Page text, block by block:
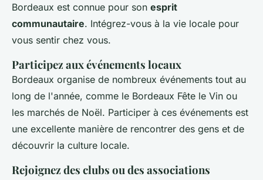
Bordeaux est connue pour son esprit
communautaire. Intégrez-vous à la vie locale pour
vous sentir chez vous.
Participez aux événements locaux
Bordeaux organise de nombreux événements tout au
long de l'année, comme le Bordeaux Fête le Vin ou
les marchés de Noël. Participer à ces événements est
une excellente manière de rencontrer des gens et de
découvrir la culture locale.
Rejoignez des clubs ou des associations